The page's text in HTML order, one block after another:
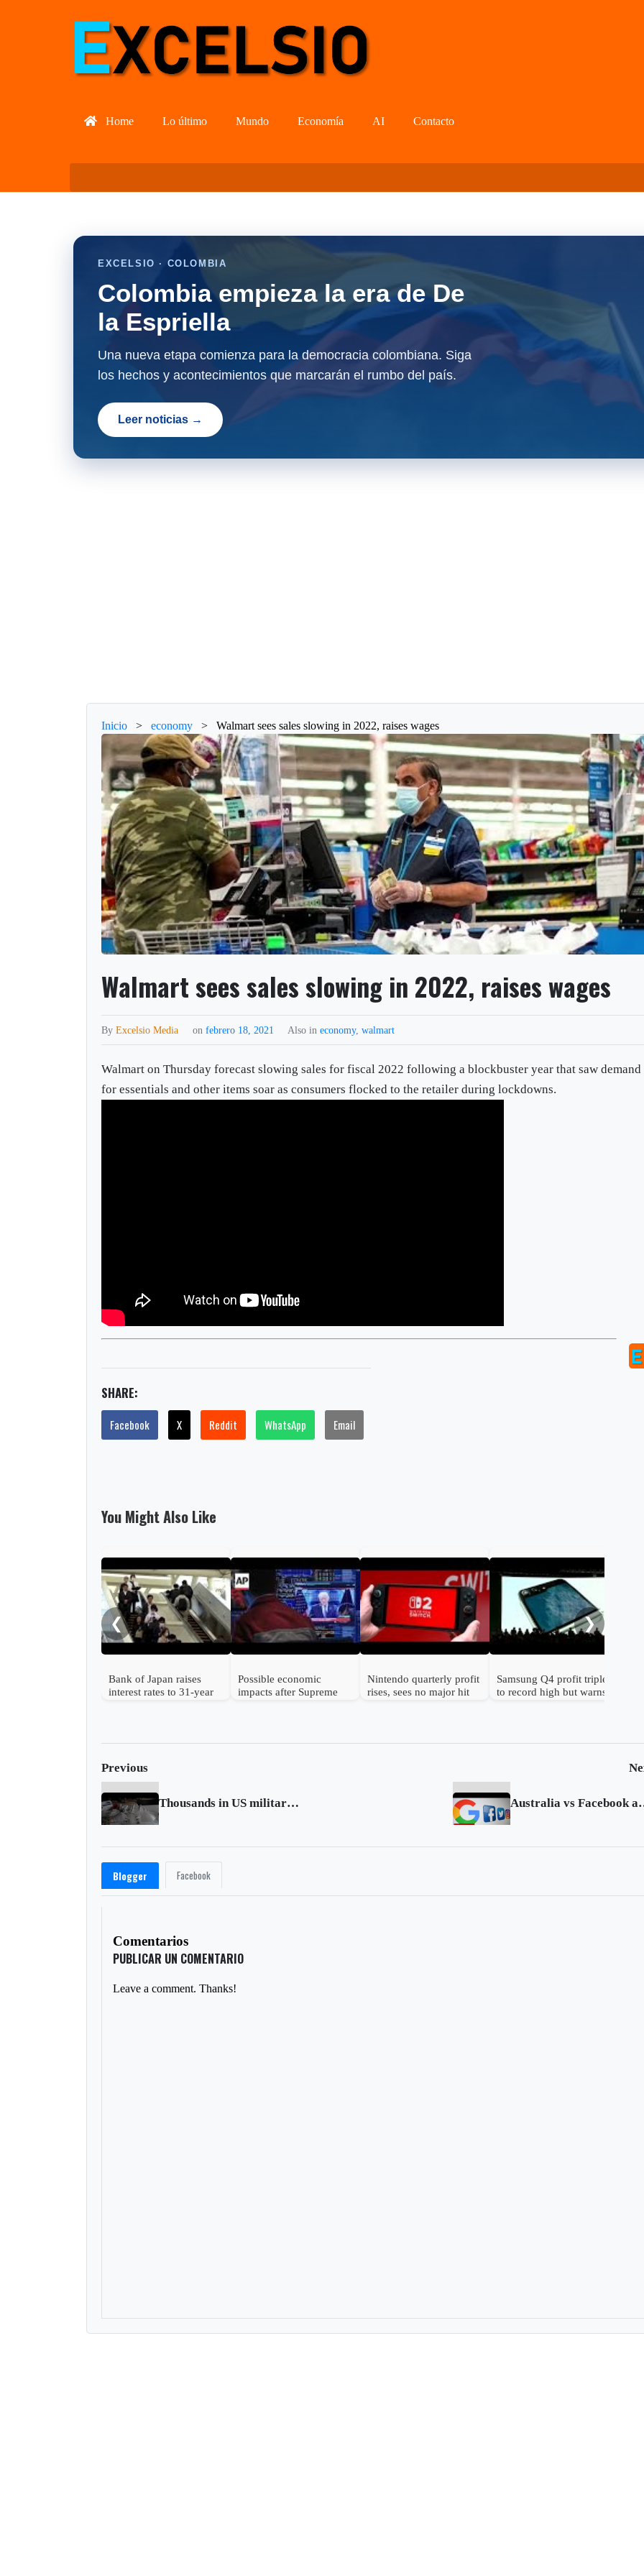
Home Lo último Mundo Economía AI Contacto
EXCELSIO · COLOMBIA
Colombia empieza la era de De
la Espriella
Una nueva etapa comienza para la democracia colombiana. Siga
los hechos y acontecimientos que marcarán el rumbo del país.
Leer noticias →
Inicio > economy > Walmart sees sales slowing in 2022, raises wages
Walmart sees sales slowing in 2022, raises wages
ByExcelsio Media onfebrero 18, 2021 Also ineconomy,walmart
Walmart on Thursday forecast slowing sales for fiscal 2022 following a blockbuster year that saw demand
for essentials and other items soar as consumers flocked to the retailer during lockdowns.
SHARE:
Facebook X Reddit WhatsApp Email
You Might Also Like
❮
Bank of Japan raises
interest rates to 31-year
Possible economic
impacts after Supreme
Nintendo quarterly profit
rises, sees no major hit
Samsung Q4 profit triples
to record high but warns
❯
Previous
Thousands in US military avoiding COVID-19 vaccine Australia vs
Blogger Facebook
Comentarios
PUBLICAR UN COMENTARIO
Leave a comment. Thanks!